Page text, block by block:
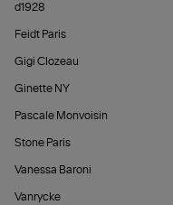
d1928
Feidt Paris
Gigi Clozeau
Ginette NY
Pascale Monvoisin
Stone Paris
Vanessa Baroni
Vanrycke